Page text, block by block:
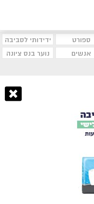
ספורט
ידידותי לסביבה
אנשים
נוער בנס ציונה